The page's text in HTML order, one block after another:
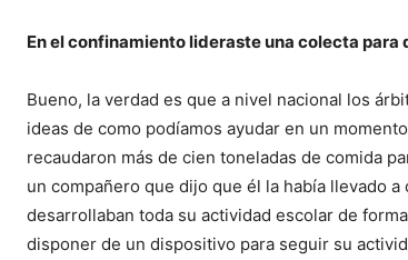
En el confinamiento lideraste una colecta para
Bueno, la verdad es que a nivel nacional los
ideas de como podíamos ayudar en un
recaudaron más de cien toneladas de comida
un compañero que dijo que él la había llevado
desarrollaban toda su actividad escolar de
disponer de un dispositivo para seguir su